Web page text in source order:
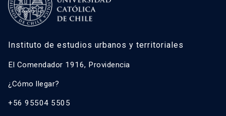
Instituto de estudios urbanos y territoriales
El Comendador 1916, Providencia
¿Cómo llegar?
+56 95504 5505